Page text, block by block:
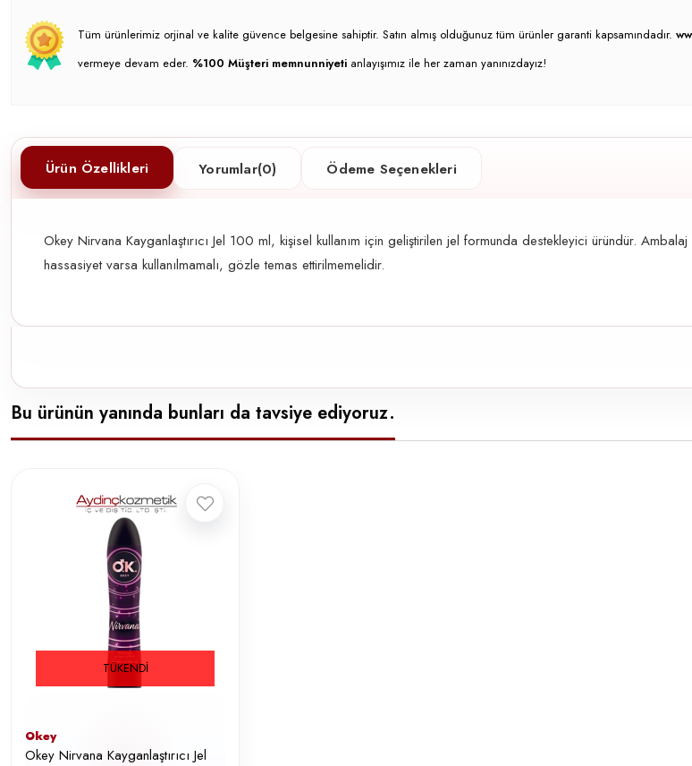
Tüm ürünlerimiz orjinal ve kalite güvence belgesine sahiptir. Satın almış olduğunuz tüm ürünler garanti kapsamındadır.
vermeye devam eder. %100 Müşteri memnunniyeti anlayışımız ile her zaman yanınızdayız!
Ürün Özellikleri Yorumlar(0) Ödeme Seçenekleri
Okey Nirvana Kayganlaştırıcı Jel 100 ml, kişisel kullanım için geliştirilen jel formunda destekleyici üründür.
hassasiyet varsa kullanılmamalı, gözle temas ettirilmemelidir.
Bu ürünün yanında bunları da tavsiye ediyoruz.
TÜKENDI
Okey
Okey Nirvana Kayganlaştırıcı Jel